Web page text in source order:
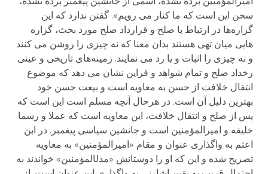
سخن این است که ما کنار می رویم». گفتن ندارد که این
گزاره‌ها در ارتباط با صلح و قرارداد صلح مورد بحث، گزاره
هایی میان تهی هستند بدان معنا که نه چیزی را روشن می کنند
و نه چیزی را اثبات و یا رد می نمایند. زمینه‌های تاریخی و عینی
رخداد صلح و تمام شواهد و قراین نشان می دهد که موضوع
انتقال خلافت از حسن به معاویه است و بیعت حسن خود
بهترین دلیل آن است. در هرحال آنچه مسلم است این است که
پس از صلح و انتقال خلافت، این معاویه است که عملا و رسما
خلیفه و امیرالمؤمنین است و جانشین سیاسی پیغمبر. در ابن
اعثم به واگذاری عنوان و مقام «امیرالمؤمنین» به معاویه
تصریح شده و این که او را دوستانش «مذل­المؤمنین» خواندند به